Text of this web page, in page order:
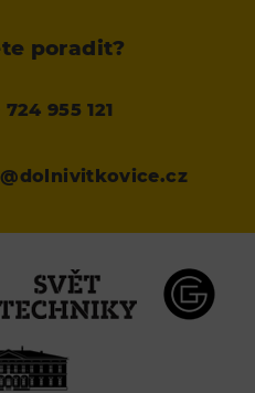
poradit?
955 121